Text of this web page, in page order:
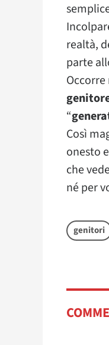
realtà,
parte
“
Così
onesto
che
né per
genitori